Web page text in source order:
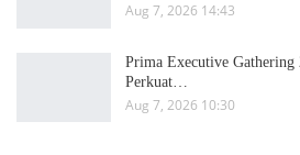
Aug 7, 2026 14:43
Prima Executive Gathering
Perkuat…
Aug 7, 2026 10:30